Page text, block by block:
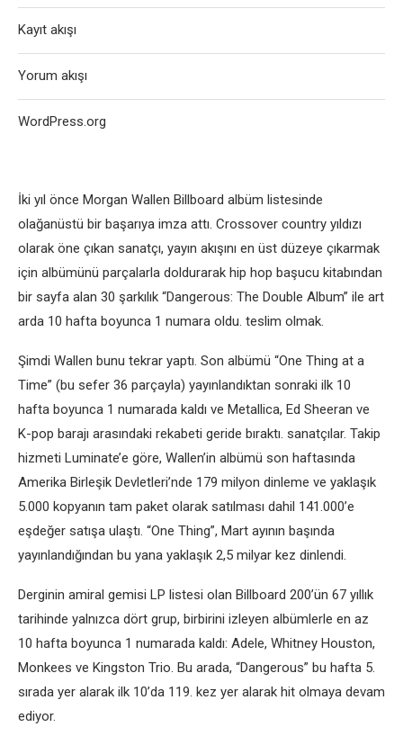
İki yıl önce Morgan Wallen Billboard albüm listesinde
olağanüstü bir başarıya imza attı. Crossover country yıldızı
olarak öne çıkan sanatçı, yayın akışını en üst düzeye çıkarmak
için albümünü parçalarla doldurarak hip hop başucu kitabından
bir sayfa alan 30 şarkılık “Dangerous: The Double Album” ile art
arda 10 hafta boyunca 1 numara oldu. teslim olmak.
Şimdi Wallen bunu tekrar yaptı. Son albümü “One Thing at a
Time” (bu sefer 36 parçayla) yayınlandıktan sonraki ilk 10
hafta boyunca 1 numarada kaldı ve Metallica, Ed Sheeran ve
K-pop barajı arasındaki rekabeti geride bıraktı. sanatçılar. Takip
hizmeti Luminate’e göre, Wallen’in albümü son haftasında
Amerika Birleşik Devletleri’nde 179 milyon dinleme ve yaklaşık
5.000 kopyanın tam paket olarak satılması dahil 141.000’e
eşdeğer satışa ulaştı. “One Thing”, Mart ayının başında
yayınlandığından bu yana yaklaşık 2,5 milyar kez dinlendi.
Derginin amiral gemisi LP listesi olan Billboard 200’ün 67 yıllık
tarihinde yalnızca dört grup, birbirini izleyen albümlerle en az
10 hafta boyunca 1 numarada kaldı: Adele, Whitney Houston,
Monkees ve Kingston Trio. Bu arada, “Dangerous” bu hafta 5.
sırada yer alarak ilk 10’da 119. kez yer alarak hit olmaya devam
ediyor.
Kayıt akışı
Yorum akışı
WordPress.org